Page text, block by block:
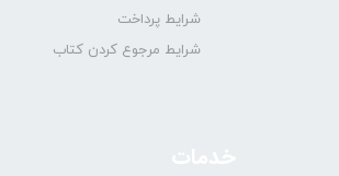
شرایط پرداخت
شرایط مرجوع کردن کتاب